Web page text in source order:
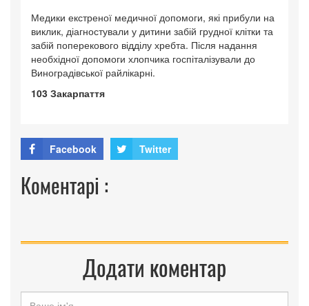
Медики екстреної медичної допомоги, які прибули на
виклик, діагностували у дитини забій грудної клітки та
забій поперекового відділу хребта. Після надання
необхідної допомоги хлопчика госпіталізували до
Виноградівської райлікарні.
103 Закарпаття
Facebook Twitter
Коментарі :
Додати коментар